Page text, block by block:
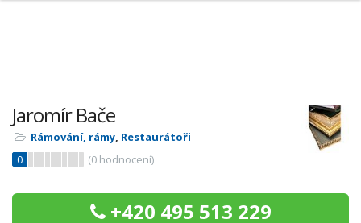
Jaromír Bače
Rámování, rámy, Restaurátoři
0
(0 hodnocení)
+420 495 513 229